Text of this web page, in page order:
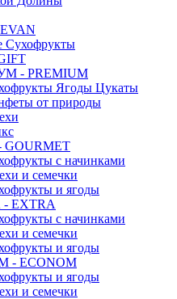
Сухофрукты
- PREMIUM
Ягоды Цукаты
от природы
с начинками
и семечки
и ягоды
EXTRA
с начинками
и семечки
и ягоды
ECONOM
и ягоды
и семечки